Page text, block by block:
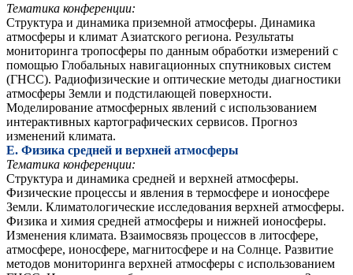
Тематика конференции:
Структура и динамика приземной атмосферы. Динамика
атмосферы и климат Азиатского региона. Результаты
мониторинга тропосферы по данным обработки измерений с
помощью Глобальных навигационных спутниковых систем
(ГНСС). Радиофизические и оптические методы диагностики
атмосферы Земли и подстилающей поверхности.
Моделирование атмосферных явлений с использованием
интерактивных картографических сервисов. Прогноз
изменений климата.
E. Физика средней и верхней атмосферы
Тематика конференции:
Структура и динамика средней и верхней атмосферы.
Физические процессы и явления в термосфере и ионосфере
Земли. Климатологические исследования верхней атмосферы.
Физика и химия средней атмосферы и нижней ионосферы.
Изменения климата. Взаимосвязь процессов в литосфере,
атмосфере, ионосфере, магнитосфере и на Солнце. Развитие
методов мониторинга верхней атмосферы с использованием